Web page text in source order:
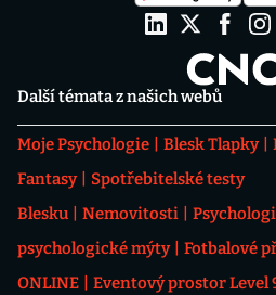
Další témata z našich webů
Moje Psychologie Blesk Tlapky
Fantasy
Spotřebitelské testy
Blesku
Nemovitosti
psychologické mýty
Fotbalové
ONLINE
Eventový prostor Level